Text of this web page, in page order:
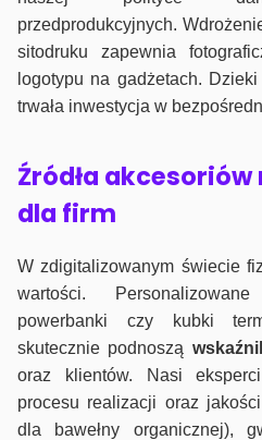
przedprodukcyjnych.
sitodruku zapewnia
logotypu na gadżetach.
trwała inwestycja w
Źródła
dla firm
W zdigitalizowanym świecie
wartości.
powerbanki czy kubki
skutecznie podnoszą
oraz klientów. Nasi
procesu realizacji oraz
dla bawełny organicznej),